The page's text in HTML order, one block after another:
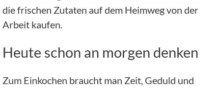
die frischen Zutaten auf dem Heimweg von der
Arbeit kaufen.
Heute schon an morgen denken
Zum Einkochen braucht man Zeit, Geduld und